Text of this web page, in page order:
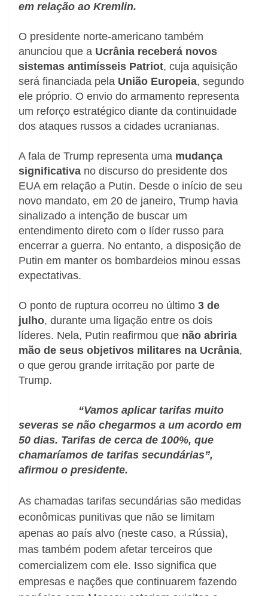
em relação ao Kremlin.
O presidente norte-americano também
anunciou que a Ucrânia receberá novos
sistemas antimísseis Patriot, cuja aquisição
será financiada pela União Europeia, segundo
ele próprio. O envio do armamento representa
um reforço estratégico diante da continuidade
dos ataques russos a cidades ucranianas.
A fala de Trump representa uma mudança
significativa no discurso do presidente dos
EUA em relação a Putin. Desde o início de seu
novo mandato, em 20 de janeiro, Trump havia
sinalizado a intenção de buscar um
entendimento direto com o líder russo para
encerrar a guerra. No entanto, a disposição de
Putin em manter os bombardeios minou essas
expectativas.
O ponto de ruptura ocorreu no último 3 de
julho, durante uma ligação entre os dois
líderes. Nela, Putin reafirmou que não abriria
mão de seus objetivos militares na Ucrânia,
o que gerou grande irritação por parte de
Trump.
“Vamos aplicar tarifas muito
severas se não chegarmos a um acordo em
50 dias. Tarifas de cerca de 100%, que
chamaríamos de tarifas secundárias”,
afirmou o presidente.
As chamadas tarifas secundárias são medidas
econômicas punitivas que não se limitam
apenas ao país alvo (neste caso, a Rússia),
mas também podem afetar terceiros que
comercializem com ele. Isso significa que
empresas e nações que continuarem fazendo